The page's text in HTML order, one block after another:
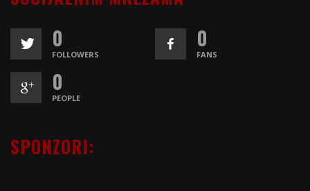
0
FOLLOWERS
0
FANS
0
PEOPLE
SPONZORI: